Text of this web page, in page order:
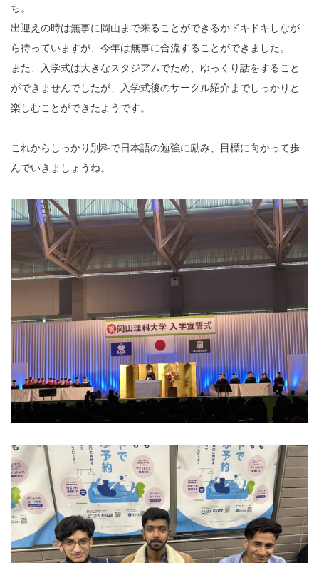
ち。
出迎えの時は無事に岡山まで来ることができるかドキドキしなが
ら待っていますが、今年は無事に合流することができました。
また、入学式は大きなスタジアムでため、ゆっくり話をすること
ができませんでしたが、入学式後のサークル紹介までしっかりと
楽しむことができたようです。
これからしっかり別科で日本語の勉強に励み、目標に向かって歩
んでいきましょうね。